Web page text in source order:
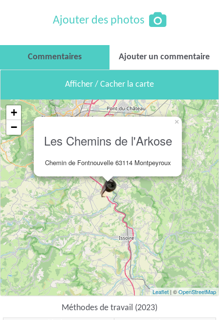
Ajouter des photos
Commentaires Ajouter un commentaire
Afficher / Cacher la carte
Les Chemins de l'Arkose
Chemin de Fontnouvelle 63114 Montpeyroux
×
+
−
Leaflet | ©OpenStreetMap
Méthodes de travail (2023)